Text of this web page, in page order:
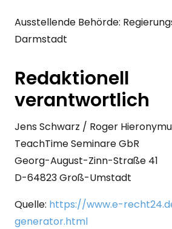
Ausstellende Behörde:
Darmstadt
Redaktionell
verantwortlich
Jens Schwarz / Roger
TeachTime Seminare GbR
Georg-August-Zinn-Straße 41
D-64823 Groß-Umstadt
Quelle: https://www.e-
generator.html